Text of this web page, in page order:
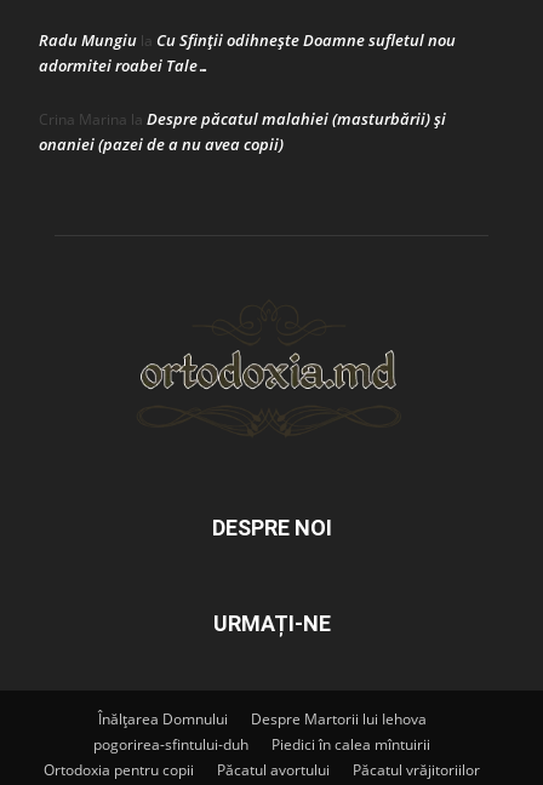
Radu Mungiu la Cu Sfinții odihnește Doamne sufletul nou
adormitei roabei Tale…
Crina Marina la Despre păcatul malahiei (masturbării) şi
onaniei (pazei de a nu avea copii)
DESPRE NOI
URMAȚI-NE
Înălțarea Domnului
Despre Martorii lui Iehova
pogorirea-sfintului-duh
Piedici în calea mîntuirii
Ortodoxia pentru copii
Păcatul avortului Păcatul vrăjitoriilor